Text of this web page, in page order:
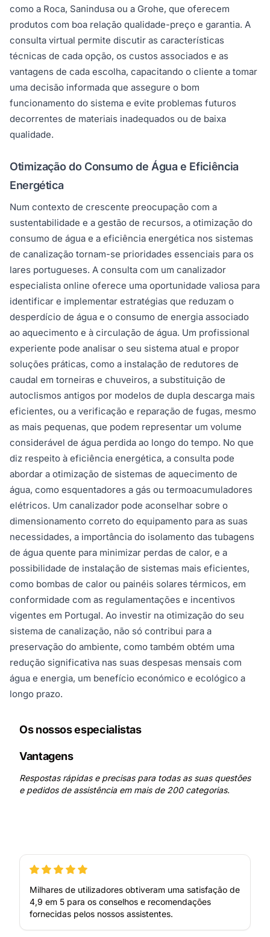
como a Roca, Sanindusa ou a Grohe, que oferecem
produtos com boa relação qualidade-preço e garantia. A
consulta virtual permite discutir as características
técnicas de cada opção, os custos associados e as
vantagens de cada escolha, capacitando o cliente a tomar
uma decisão informada que assegure o bom
funcionamento do sistema e evite problemas futuros
decorrentes de materiais inadequados ou de baixa
qualidade.
Otimização do Consumo de Água e Eficiência
Energética
Num contexto de crescente preocupação com a
sustentabilidade e a gestão de recursos, a otimização do
consumo de água e a eficiência energética nos sistemas
de canalização tornam-se prioridades essenciais para os
lares portugueses. A consulta com um canalizador
especialista online oferece uma oportunidade valiosa para
identificar e implementar estratégias que reduzam o
desperdício de água e o consumo de energia associado
ao aquecimento e à circulação de água. Um profissional
experiente pode analisar o seu sistema atual e propor
soluções práticas, como a instalação de redutores de
caudal em torneiras e chuveiros, a substituição de
autoclismos antigos por modelos de dupla descarga mais
eficientes, ou a verificação e reparação de fugas, mesmo
as mais pequenas, que podem representar um volume
considerável de água perdida ao longo do tempo. No que
diz respeito à eficiência energética, a consulta pode
abordar a otimização de sistemas de aquecimento de
água, como esquentadores a gás ou termoacumuladores
elétricos. Um canalizador pode aconselhar sobre o
dimensionamento correto do equipamento para as suas
necessidades, a importância do isolamento das tubagens
de água quente para minimizar perdas de calor, e a
possibilidade de instalação de sistemas mais eficientes,
como bombas de calor ou painéis solares térmicos, em
conformidade com as regulamentações e incentivos
vigentes em Portugal. Ao investir na otimização do seu
sistema de canalização, não só contribui para a
preservação do ambiente, como também obtém uma
redução significativa nas suas despesas mensais com
água e energia, um benefício económico e ecológico a
longo prazo.
Os nossos especialistas
Vantagens
Respostas rápidas e precisas para todas as suas questões
e pedidos de assistência em mais de 200 categorias.
Milhares de utilizadores obtiveram uma satisfação de
4,9 em 5 para os conselhos e recomendações
fornecidas pelos nossos assistentes.